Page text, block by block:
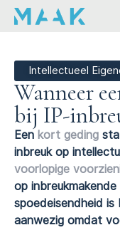
Intellectueel
Wanneer
bij IP-
Een kort geding
inbreuk op
voorlopige
op
spoedeisendheid is
aanwezig omdat